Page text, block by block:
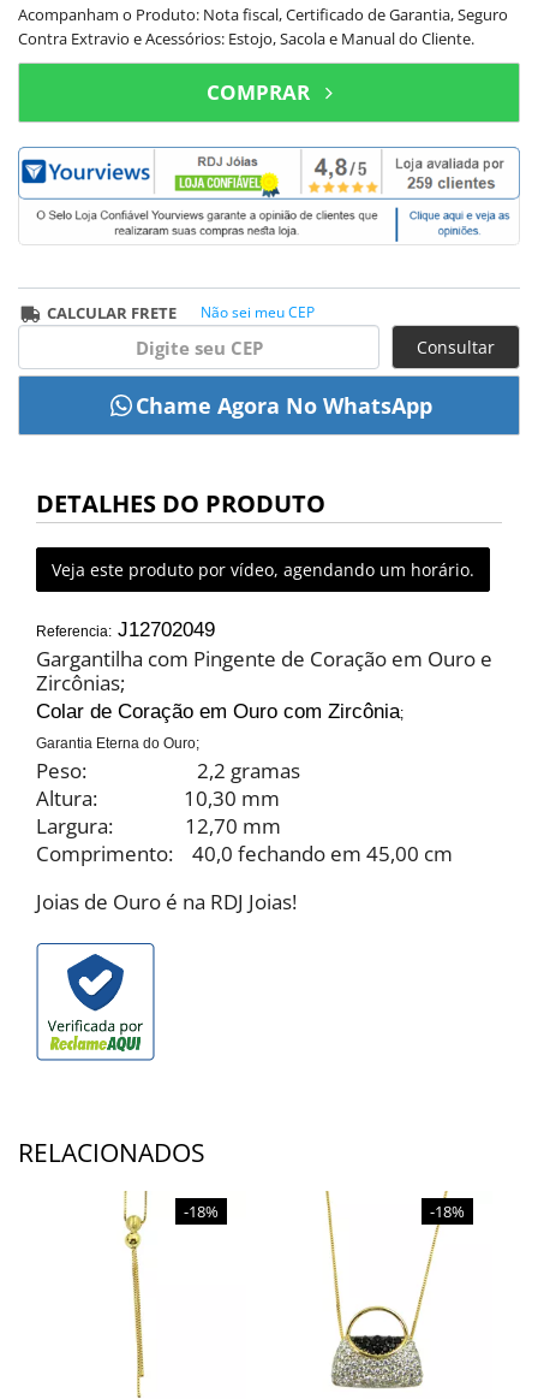
Acompanham o Produto: Nota fiscal, Certificado de Garantia, Seguro
Contra Extravio e Acessórios: Estojo, Sacola e Manual do Cliente.
COMPRAR
CALCULAR FRETE Não sei meu CEP
Consultar
DETALHES DO PRODUTO
Veja este produto por vídeo, agendando um horário.
Referencia: J12702049
Gargantilha com Pingente de Coração em Ouro e
Zircônias;
Colar de Coração em Ouro com Zircônia;
Garantia Eterna do Ouro;
Peso: 2,2 gramas
Altura: 10,30 mm
Largura: 12,70 mm
Comprimento: 40,0 fechando em 45,00 cm
Joias de Ouro é na RDJ Joias!
RELACIONADOS
-18% -18%